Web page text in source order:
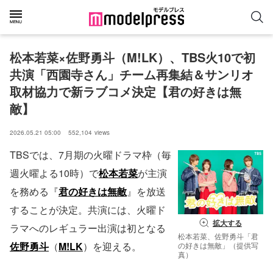
松本若菜×佐野勇斗（M!LK）、TBS火10で初
共演「西園寺さん」チーム再集結＆サンリオ
取材協力で新ラブコメ決定【君の好きは無
敵】
2026.05.21 05:00 552,104 views
拡大する
松本若菜、佐野勇斗「君
の好きは無敵」（提供写
真）
TBSでは、7月期の火曜ドラマ枠（毎
週火曜よる10時）で松本若菜が主演
を務める『君の好きは無敵』を放送
することが決定。共演には、火曜ド
ラマへのレギュラー出演は初となる
佐野勇斗 （M!LK）を迎える。